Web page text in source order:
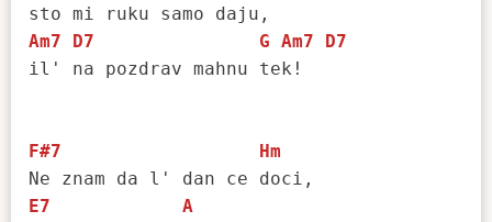
Am7
D7 G Am7
D7
il' na pozdrav mahnu tek!
F#7
Hm
E7
A